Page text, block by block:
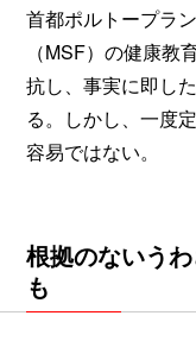
首都ポルトープラ
（MSF）の健康
抗し、事実に即し
る。しかし、一度
容易ではない。
根拠のないう
も